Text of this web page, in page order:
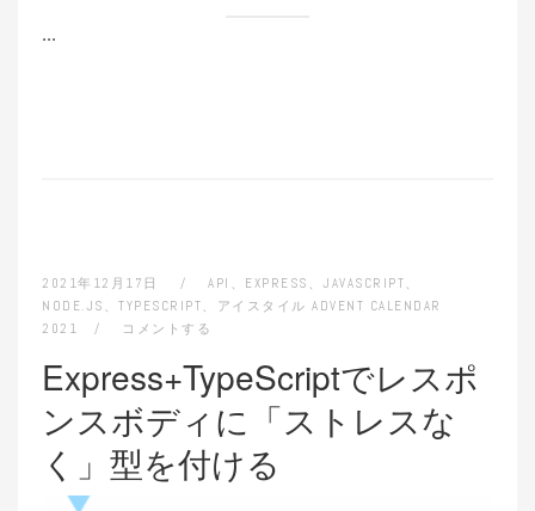
...
2021年12月17日 API EXPRESS JAVASCRIPT
NODE.JS
TYPESCRIPT
アイスタイル ADVENT CALENDAR
2021
コメントする
Express+TypeScriptでレスポ
ンスボディに「ストレスな
く」型を付ける